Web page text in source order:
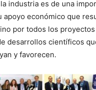
industria es de una
apoyo económico que
por todos los proyectos
desarrollos científicos
y favorecen.